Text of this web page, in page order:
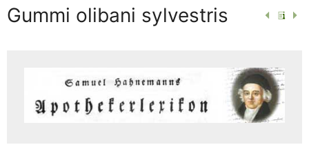
Gummi olibani sylvestris